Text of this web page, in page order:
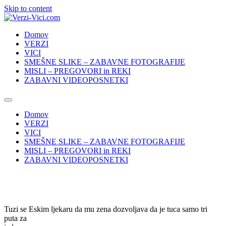
Skip to content
Domov
VERZI
VICI
SMEŠNE SLIKE – ZABAVNE FOTOGRAFIJE
MISLI – PREGOVORI in REKI
ZABAVNI VIDEOPOSNETKI
Domov
VERZI
VICI
SMEŠNE SLIKE – ZABAVNE FOTOGRAFIJE
MISLI – PREGOVORI in REKI
ZABAVNI VIDEOPOSNETKI
Tuzi se Eskim ljekaru da mu zena dozvoljava da je tuca samo tri
puta za